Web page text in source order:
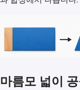
마름모 넓이